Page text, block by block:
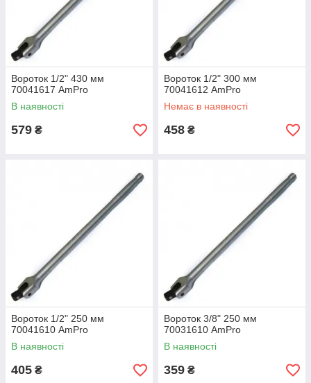
Вороток 1/2" 430 мм
70041617 AmPro
В наявності
579 ₴
Вороток 1/2" 300 мм
70041612 AmPro
Немає в наявності
458 ₴
Вороток 1/2" 250 мм
70041610 AmPro
В наявності
405 ₴
Вороток 3/8" 250 мм
70031610 AmPro
В наявності
359 ₴